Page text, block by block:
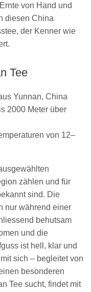
von Hand und
diesen China
der Kenner wie
Tee
Yunnan, China
2000 Meter über
von 12–
zählen und für
sind. Die
nur während einer
behutsam
und die
ist hell, klar und
sich – begleitet von
besonderen
Tee sucht, findet mit